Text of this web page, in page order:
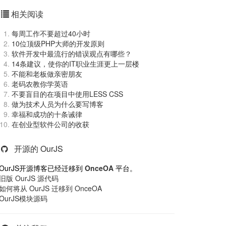
相关阅读
每周工作不要超过40小时
10位顶级PHP大师的开发原则
软件开发中最流行的错误观点有哪些？
14条建议，使你的IT职业生涯更上一层楼
不能和老板做亲密朋友
老码农教你学英语
不要盲目的在项目中使用LESS CSS
做为技术人员为什么要写博客
幸福和成功的十条诫律
在创业型软件公司的收获
开源的 OurJS
开源博客已经迁移到 OnceOA 平台。
旧版 OurJS 源代码
何将从 OurJS 迁移到 OnceOA
模块源码